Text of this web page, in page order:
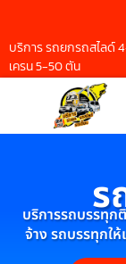
บริการ รถยกรถสไลด์
เครน 5-50 ตัน
ร
บริการรถบรรทุก
จ้าง รถบรรทุกใ